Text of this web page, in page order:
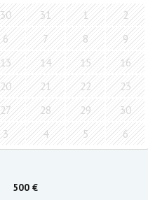
30 31 1
2
6 7 8
9
13 14 15
16
20 21 22
23
27 28 29
30
3 4 5 6
500 €